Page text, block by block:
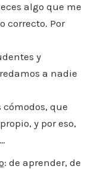
algo que me
correcto. Por
y
a nadie
que
y por eso,
: de aprender, de